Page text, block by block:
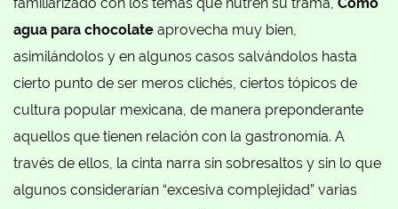
familiarizado con los temas que nutren su trama, Como
agua para chocolate aprovecha muy bien,
asimilándolos y en algunos casos salvándolos hasta
cierto punto de ser meros clichés, ciertos tópicos de
cultura popular mexicana, de manera preponderante
aquellos que tienen relación con la gastronomía. A
través de ellos, la cinta narra sin sobresaltos y sin lo que
algunos considerarían “excesiva complejidad” varias